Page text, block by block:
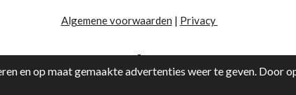
en op maat gemaakte advertenties weer te geven. Door op
Algemene voorwaarden | Privacy
-